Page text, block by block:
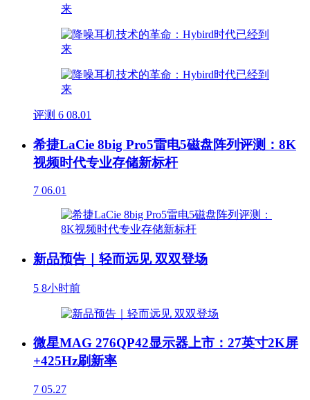
评测 6 08.01
希捷LaCie 8big Pro5雷电5磁盘阵列评测：8K
视频时代专业存储新标杆
7 06.01
新品预告｜轻而远见 双双登场
5 8小时前
微星MAG 276QP42显示器上市：27英寸2K屏
+425Hz刷新率
7 05.27